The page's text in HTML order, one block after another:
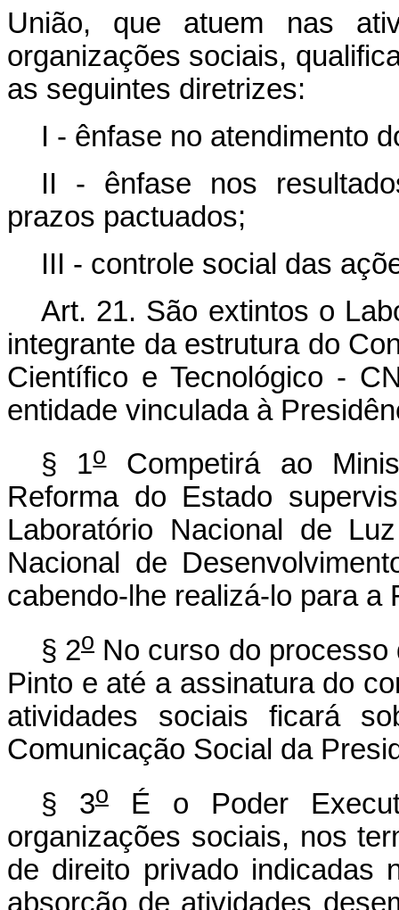
União, que atuem nas
organizações sociais,
as seguintes
I - ênfase no atendimento
II - ênfase nos
prazos pactuados;
III - controle social das
Art. 21. São extintos o
integrante da estrutura do
Científico e Tecnológico -
entidade vinculada à
§ 1oCompetirá ao
Reforma do Estado
Laboratório Nacional de
Nacional de
cabendo-lhe realizá-lo para a
§ 2o No curso do
Pinto e até a assinatura do
atividades sociais ficará
Comunicação Social da
§ 3oÉ o Poder
organizações sociais, nos
de direito privado indicadas
absorção de atividades